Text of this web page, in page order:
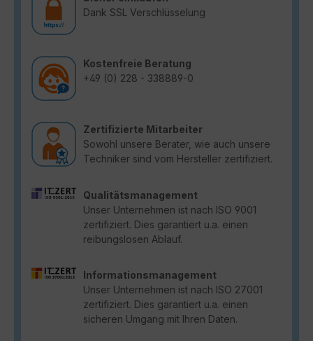
Dank SSL Verschlüsselung
Kostenfreie Beratung
+49 (0) 228 - 338889-0
Zertifizierte Mitarbeiter
Sowohl unsere Berater, wie auch unsere
Techniker sind vom Hersteller zertifiziert.
Qualitätsmanagement
Unser Unternehmen ist nach ISO 9001
zertifiziert. Dies garantiert u.a. einen
reibungslosen Ablauf.
Informationsmanagement
Unser Unternehmen ist nach ISO 27001
zertifiziert. Dies garantiert u.a. einen
sicheren Umgang mit Ihren Daten.